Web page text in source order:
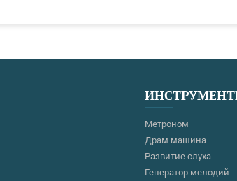
Метроном
Драм машина
Развитие слуха
Генератор мелодий